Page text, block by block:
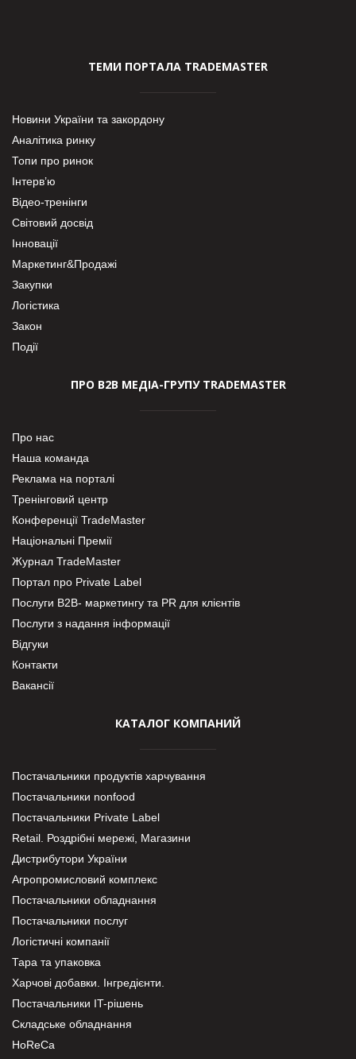
ТЕМИ ПОРТАЛА TRADEMASTER
Новини України та закордону
Аналітика ринку
Топи про ринок
Інтерв’ю
Відео-тренінги
Світовий досвід
Інновації
Маркетинг&Продажі
Закупки
Логістика
Закон
Події
ПРО В2В МЕДІА-ГРУПУ TRADEMASTER
Про нас
Наша команда
Реклама на порталі
Тренінговий центр
Конференції TradeMaster
Національні Премії
Журнал TradeMaster
Портал про Private Label
Послуги В2В- маркетингу та PR для клієнтів
Послуги з надання інформації
Відгуки
Контакти
Вакансії
КАТАЛОГ КОМПАНИЙ
Постачальники продуктів харчування
Постачальники nonfood
Постачальники Private Label
Retail. Роздрібні мережі, Магазини
Дистрибутори України
Агропромисловий комплекс
Постачальники обладнання
Постачальники послуг
Логістичні компанії
Тара та упаковка
Харчові добавки. Інгредієнти.
Постачальники IT-рішень
Складське обладнання
HoReCa